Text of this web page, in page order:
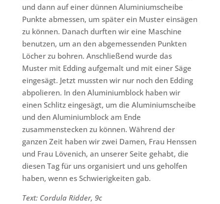
und dann auf einer dünnen Aluminiumscheibe
Punkte abmessen, um später ein Muster einsägen
zu können. Danach durften wir eine Maschine
benutzen, um an den abgemessenden Punkten
Löcher zu bohren. Anschließend wurde das
Muster mit Edding aufgemalt und mit einer Säge
eingesägt. Jetzt mussten wir nur noch den Edding
abpolieren. In den Aluminiumblock haben wir
einen Schlitz eingesägt, um die Aluminiumscheibe
und den Aluminiumblock am Ende
zusammenstecken zu können. Während der
ganzen Zeit haben wir zwei Damen, Frau Henssen
und Frau Lövenich, an unserer Seite gehabt, die
diesen Tag für uns organisiert und uns geholfen
haben, wenn es Schwierigkeiten gab.
Text: Cordula Ridder, 9c